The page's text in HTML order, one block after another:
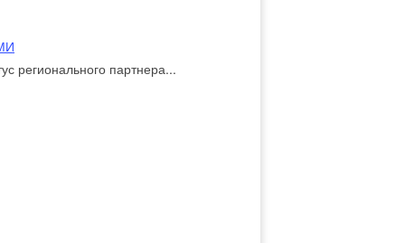
регионального партнера...